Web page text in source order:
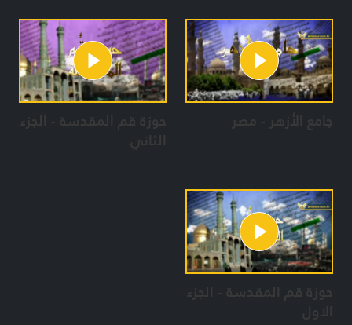
جامع الأزهر - مصر حوزة قم المقدسة - الجزء
الثاني
حوزة قم المقدسة - الجزء
الاول